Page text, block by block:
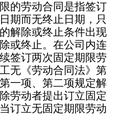
的劳动合同是指签订
期而无终止日期，只
解除或终止条件出现
或终止。在公司内连
签订两次固定期限劳
无《劳动合同法》第
一项、第二项规定解
劳动者提出订立固定
订立无固定期限劳动